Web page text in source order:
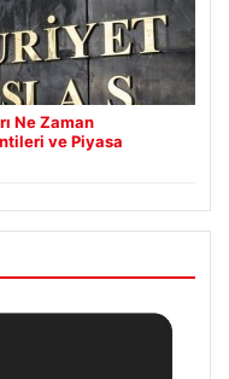
Ne Zaman
ve Piyasa